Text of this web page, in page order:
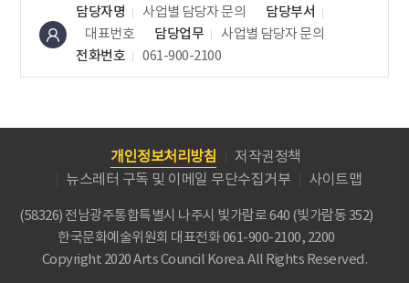
담당자명 사업별 담당자 문의
담당부서
대표번호
담당업무
사업별 담당자 문의
전화번호
061-900-2100
개인정보처리방침
저작권정책
뉴스레터 구독 및 이메일 무단수집거부
사이트맵
(58326) 전남광주통합특별시 나주시 빛가람로 640 (빛가람동 352)
한국문화예술위원회 대표전화 061-900-2100, 2200
Copyright 2020 Arts Council Korea. All Rights Reserved.